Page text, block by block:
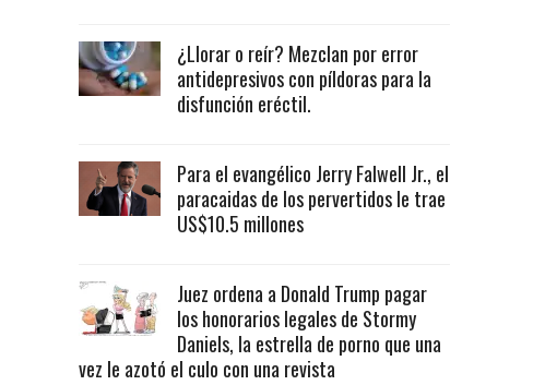
¿Llorar o reír? Mezclan por error
antidepresivos con píldoras para la
disfunción eréctil.
Para el evangélico Jerry Falwell Jr., el
paracaidas de los pervertidos le trae
US$10.5 millones
Juez ordena a Donald Trump pagar
los honorarios legales de Stormy
Daniels, la estrella de porno que una
vez le azotó el culo con una revista